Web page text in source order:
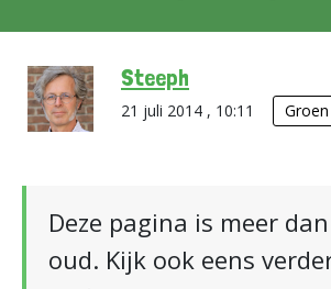
Steeph
21 juli 2014 , 10:11 Groen
Deze pagina is meer
oud. Kijk ook eens